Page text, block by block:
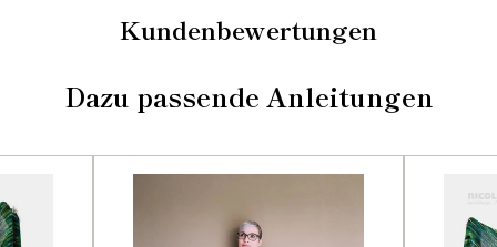
Kundenbewertungen
Dazu passende Anleitungen